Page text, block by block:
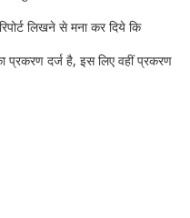
लिखने से मना कर दिये कि
प्रकरण दर्ज है, इस लिए वहीं प्रकरण